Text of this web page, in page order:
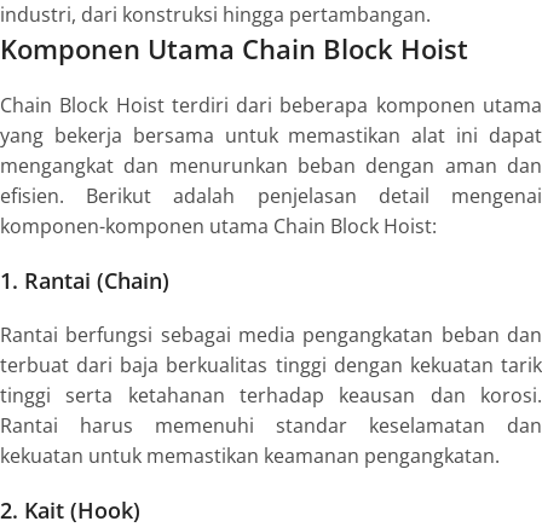
industri, dari konstruksi hingga pertambangan.
Komponen Utama Chain Block Hoist
Chain Block Hoist terdiri dari beberapa komponen utama
yang bekerja bersama untuk memastikan alat ini dapat
mengangkat dan menurunkan beban dengan aman dan
efisien. Berikut adalah penjelasan detail mengenai
komponen-komponen utama Chain Block Hoist:
1. Rantai (Chain)
Rantai berfungsi sebagai media pengangkatan beban dan
terbuat dari baja berkualitas tinggi dengan kekuatan tarik
tinggi serta ketahanan terhadap keausan dan korosi.
Rantai harus memenuhi standar keselamatan dan
kekuatan untuk memastikan keamanan pengangkatan.
2. Kait (Hook)